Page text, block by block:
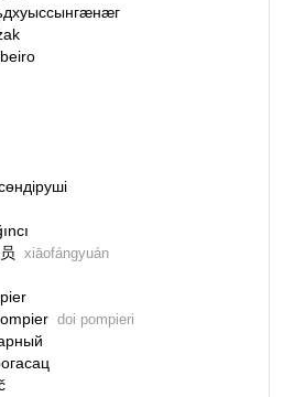
xiāofángyuán
doi pompieri